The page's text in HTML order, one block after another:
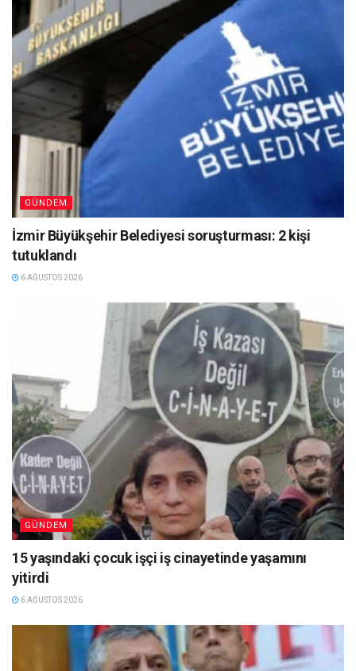
GÜNDEM
İzmir Büyükşehir Belediyesi soruşturması: 2 kişi
tutuklandı
6 AĞUSTOS 2026
GÜNDEM
15 yaşındaki çocuk işçi iş cinayetinde yaşamını
yitirdi
6 AĞUSTOS 2026